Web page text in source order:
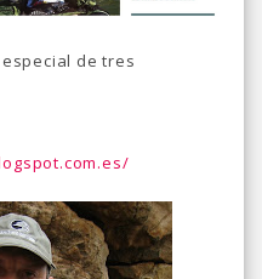
de tres